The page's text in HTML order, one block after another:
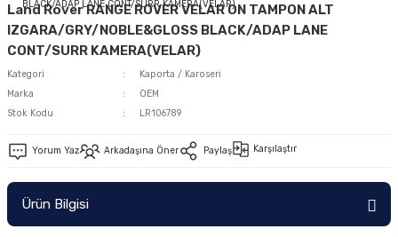
Land Rover RANGE ROVER VELAR ON TAMPON ALT
IZGARA/GRY/NOBLE&GLOSS BLACK/ADAP LANE
CONT/SURR KAMERA(VELAR)
Kategori
Kaporta / Karoseri
Marka
OEM
Stok Kodu
LR106789
Yorum Yaz Arkadaşına Öner Paylaş Karşılaştır
Ürün Bilgisi